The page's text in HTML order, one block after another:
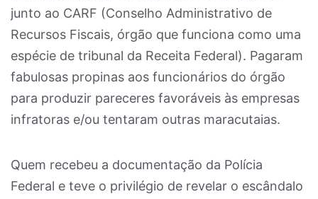
junto ao CARF (Conselho Administrativo de
Recursos Fiscais, órgão que funciona como uma
espécie de tribunal da Receita Federal). Pagaram
fabulosas propinas aos funcionários do órgão
para produzir pareceres favoráveis às empresas
infratoras e/ou tentaram outras maracutaias.
Quem recebeu a documentação da Polícia
Federal e teve o privilégio de revelar o escândalo